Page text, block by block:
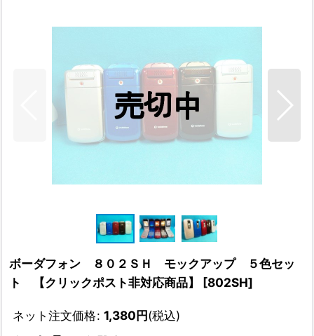
ボーダフォン ８０２ＳＨ モックアップ ５色セッ
ト 【クリックポスト非対応商品】
[802SH]
ネット注文価格: 1,380円(税込)